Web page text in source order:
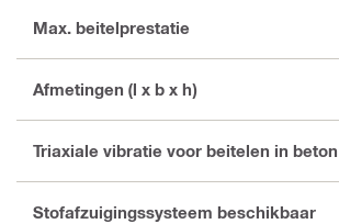
Max. beitelprestatie
Afmetingen (l x b x h)
Triaxiale vibratie voor beitelen in beton
Stofafzuigingssysteem beschikbaar